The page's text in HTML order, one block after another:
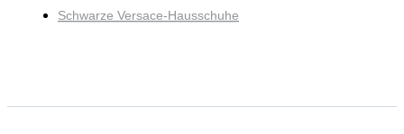
Schwarze Versace-Hausschuhe